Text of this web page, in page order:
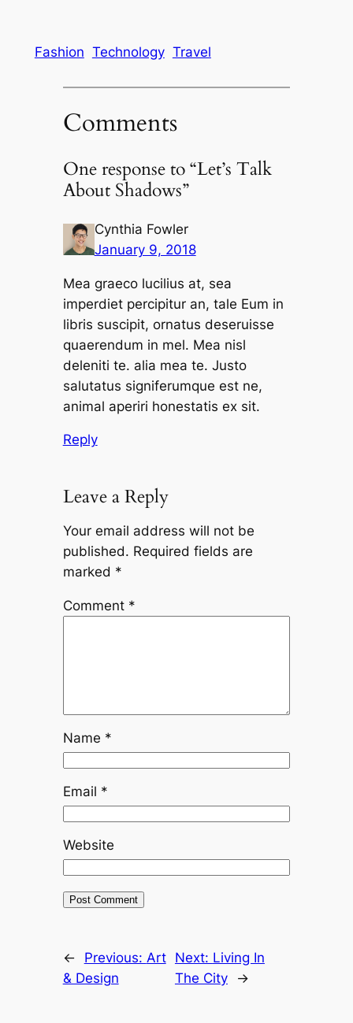
Fashion Technology Travel
Comments
One response to “Let’s Talk
About Shadows”
Cynthia Fowler
January 9, 2018
Mea graeco lucilius at, sea
imperdiet percipitur an, tale Eum in
libris suscipit, ornatus deseruisse
quaerendum in mel. Mea nisl
deleniti te. alia mea te. Justo
salutatus signiferumque est ne,
animal aperiri honestatis ex sit.
Reply
Leave a Reply
Your email address will not be
published. Required fields are
marked *
Comment *
Name *
Email *
Website
← Previous: Art
& Design
Next: Living In
The City
→